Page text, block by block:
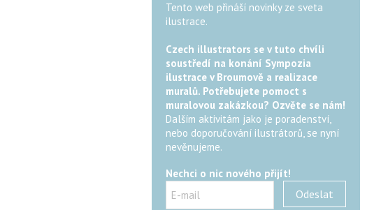
Tento web přináší novinky ze sveta
ilustrace.
Czech illustrators se v tuto chvíli
soustředí na konání Sympozia
ilustrace v Broumově a realizace
muralů. Potřebujete pomoct s
muralovou zakázkou? Ozvěte se nám!
Dalším aktivitám jako je poradenství,
nebo doporučování ilustrátorů, se nyní
nevěnujeme.
Nechci o nic nového přijít!